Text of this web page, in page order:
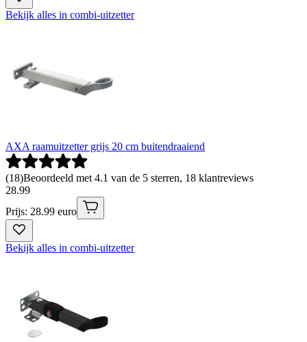
Bekijk alles in combi-uitzetter
AXA raamuitzetter grijs 20 cm buitendraaiend
(18)Beoordeeld met 4.1 van de 5 sterren, 18 klantreviews
28.99
Prijs: 28.99 euro
Bekijk alles in combi-uitzetter